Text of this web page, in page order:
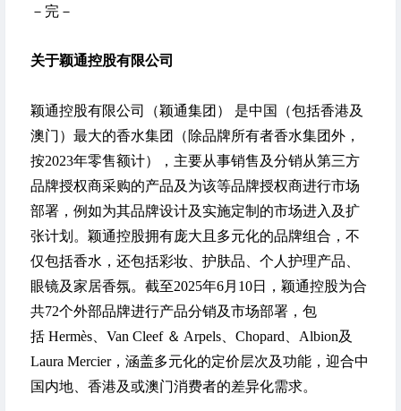
－ 完 －
关于颖通控股有限公司
颖通控股有限公司（颖通集团） 是中国（包括香港及
澳门）最大的香水集团（除品牌所有者香水集团外，
按2023年零售额计），主要从事销售及分销从第三方
品牌授权商采购的产品及为该等品牌授权商进行市场
部署，例如为其品牌设计及实施定制的市场进入及扩
张计划。颖通控股拥有庞大且多元化的品牌组合，不
仅包括香水，还包括彩妆、护肤品、个人护理产品、
眼镜及家居香氛。截至2025年6月10日，颖通控股为合
共72个外部品牌进行产品分销及市场部署，包
括 Hermès、Van Cleef ＆ Arpels、Chopard、Albion及
Laura Mercier，涵盖多元化的定价层次及功能，迎合中
国内地、香港及或澳门消费者的差异化需求。